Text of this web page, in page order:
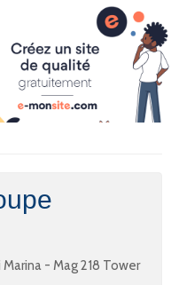
Marina - Mag 218 Tower